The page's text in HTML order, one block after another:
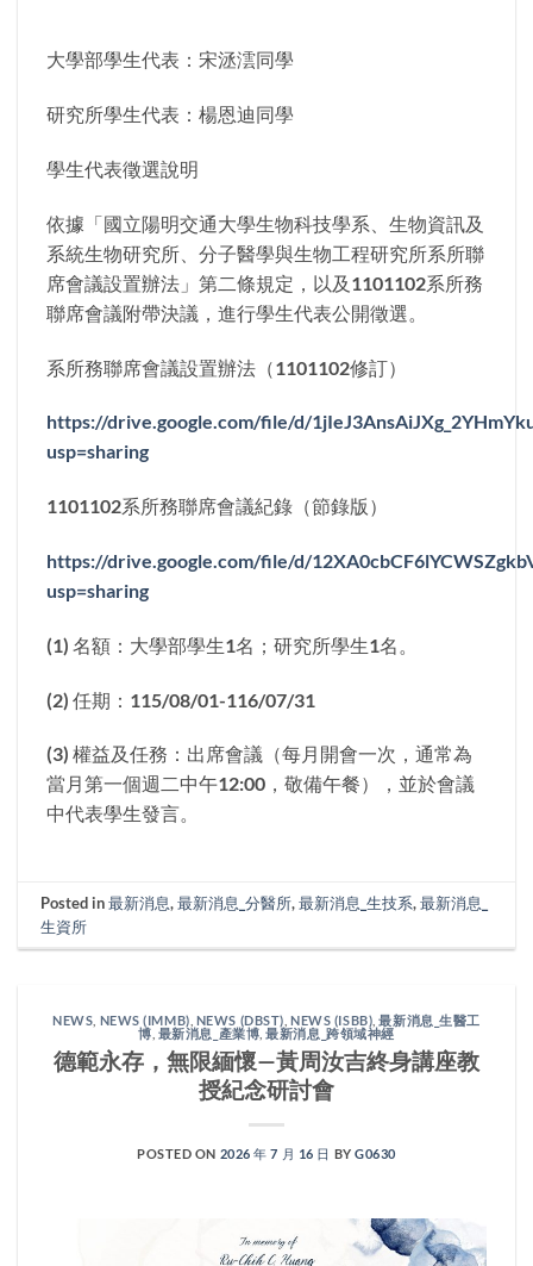
大學部學生代表：宋洆澐同學
研究所學生代表：楊恩迪同學
學生代表徵選說明
依據「國立陽明交通大學生物科技學系、生物資訊及
系統生物研究所、分子醫學與生物工程研究所系所聯
席會議設置辦法」第二條規定，以及1101102系所務
聯席會議附帶決議，進行學生代表公開徵選。
系所務聯席會議設置辦法（1101102修訂）
https://drive.google.com/file/d/
usp=sharing
1101102系所務聯席會議紀錄（節錄版）
https://drive.google.com/file/d/
usp=sharing
(1) 名額：大學部學生1名；研究所學生1名。
(2) 任期：115/08/01-116/07/31
(3) 權益及任務：出席會議（每月開會一次，通常為
當月第一個週二中午12:00，敬備午餐），並於會議
中代表學生發言。
Posted in最新消息,最新消息_分醫所,最新消息_生技系,最新消息_
生資所
NEWS NEWS (IMMB) NEWS (DBST) ,NEWS (ISBB) ,最新消息_生醫工
博 最新消息_產業博 ,最新消息_跨領域神經
德範永存，無限緬懷—黃周汝吉終身講座教
授紀念研討會
POSTED ON 2026 年 7 月 16 日 BYG0630